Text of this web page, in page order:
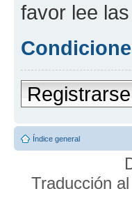
favor lee
Registrarse
Índice general
Traducción